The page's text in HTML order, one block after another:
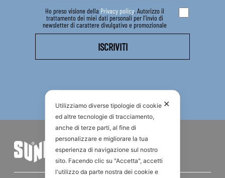
Ho preso visione della Privacy policy. Autorizzo il
trattamento dei miei dati personali per l’invio di
newsletter di carattere divulgativo e promozionale
✕
Utilizziamo diverse tipologie di cookie
ed altre tecnologie di tracciamento,
anche di terze parti, al fine di
personalizzare e migliorare la tua
esperienza di navigazione sul nostro
sito. Facendo clic su "Accetta", accetti
l'utilizzo da parte nostra dei cookie e